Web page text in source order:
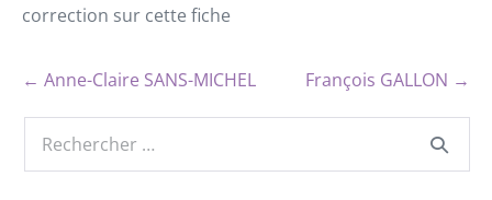
correction sur cette fiche
← Anne-Claire SANS-MICHEL François GALLON →